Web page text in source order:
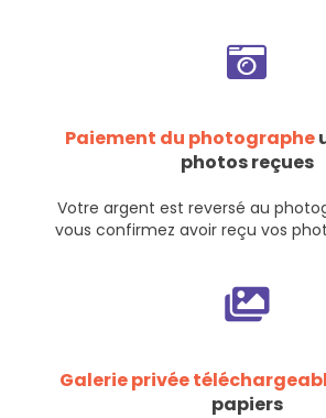
Paiement du photographe
photos reçues
Votre argent est reversé au
vous confirmez avoir reçu vos
Galerie privée
papiers